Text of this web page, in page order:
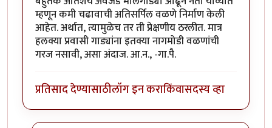
म्हणून कमी चढावाची अतिसर्पिल वळणे निर्माण केली
आहेत. अर्थात, त्यामुळेच तर ती प्रेक्षणीय ठरलीत. मात्र
हलक्या प्रवासी गाड्यांना इतक्या नागमोडी वळणांची
गरज नसावी, असा अंदाज. आ.न., -गा.पै.
प्रतिसाद देण्यासाठीलॉग इन कराकिंवासदस्य व्हा